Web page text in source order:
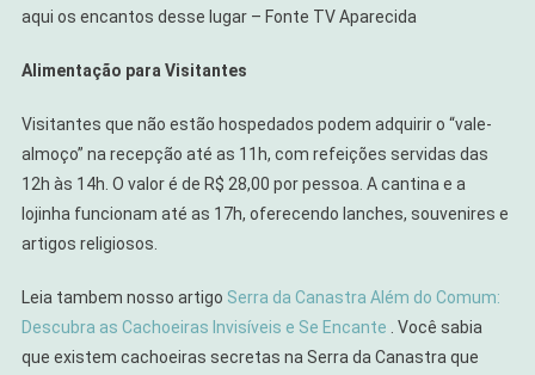
aqui os encantos desse lugar – Fonte TV Aparecida
Alimentação para Visitantes
Visitantes que não estão hospedados podem adquirir o “vale-
almoço” na recepção até as 11h, com refeições servidas das
12h às 14h. O valor é de R$ 28,00 por pessoa. A cantina e a
lojinha funcionam até as 17h, oferecendo lanches, souvenires e
artigos religiosos.
Leia tambem nosso artigo Serra da Canastra Além do Comum:
Descubra as Cachoeiras Invisíveis e Se Encante . Você sabia
que existem cachoeiras secretas na Serra da Canastra que